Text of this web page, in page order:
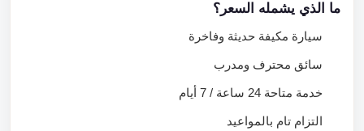
ما الذي يشمله السعر؟
سيارة مكيفة حديثة وفاخرة
سائق محترف ومدرب
خدمة متاحة 24 ساعة / 7 أيام
التزام تام بالمواعيد